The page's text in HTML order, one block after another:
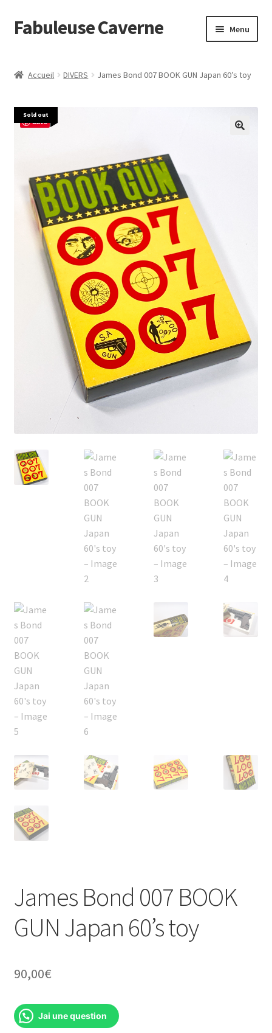
Aller
à
navigation
Aller
au
Fabuleuse Caverne Menu
menu
enfant
Superflat Museum Murakami
Accueil DIVERS James Bond 007 BOOK GUN Japan 60’s toy
Sold out
Save
James Bond 007 BOOK
GUN Japan 60’s toy
90,00€
Jai une question